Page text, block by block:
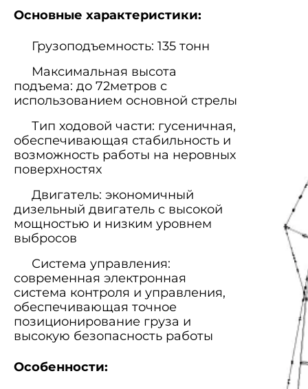
Основные характеристики:
Грузоподъемность: 135 тонн
Максимальная высота
подъема: до 72метров с
использованием основной стрелы
Тип ходовой части: гусеничная,
обеспечивающая стабильность и
возможность работы на неровных
поверхностях
Двигатель: экономичный
дизельный двигатель с высокой
мощностью и низким уровнем
выбросов
Система управления:
современная электронная
система контроля и управления,
обеспечивающая точное
позиционирование груза и
высокую безопасность работы
Особенности: